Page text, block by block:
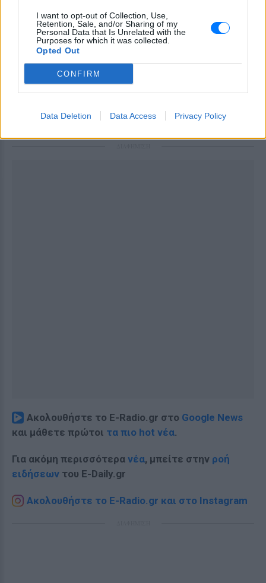
I want to opt-out of Collection, Use,
Retention, Sale, and/or Sharing of my
Personal Data that Is Unrelated with the
Purposes for which it was collected.
Opted Out
CONFIRM
Data Deletion Data Access Privacy Policy
Τέλος, η τροπολογία επισημαίνει ότι το σχετικό
ανώτατο όριο εφαρμόζεται και επί των συντάξεων
που έχουν χορηγηθεί μέχρι την έναρξη ισχύος του
νόμου 4387/2016 (12/5/2016) ή ανατρέχουν στην
ανωτέρω ημερομηνία.
Ακολουθήστε το E-Radio.gr στο Google News
και μάθετε πρώτοι τα πιο hot νέα.
Για ακόμη περισσότερα νέα, μπείτε στην ροή
ειδήσεων του E-Daily.gr
Ακολουθήστε το E-Radio.gr και στο Instagram